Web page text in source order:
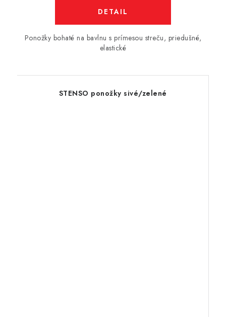
DETAIL
Ponožky bohaté na bavlnu s prímesou streču, priedušné,
elastické
STENSO ponožky sivé/zelené